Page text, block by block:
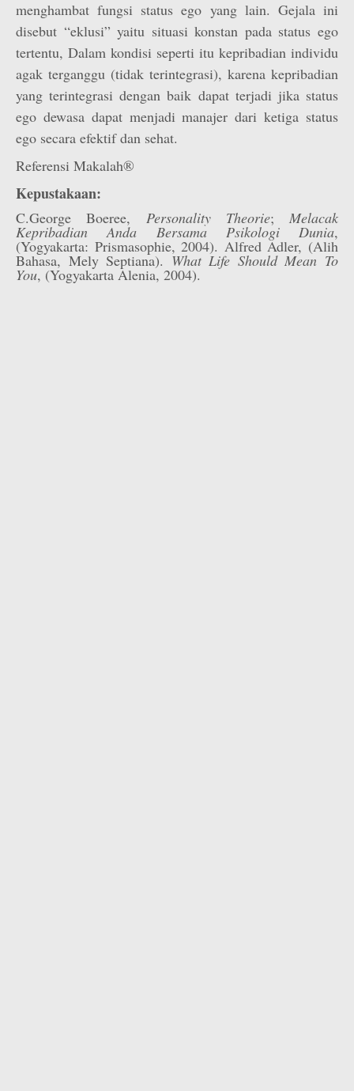
menghambat fungsi status ego yang lain. Gejala ini
disebut “eklusi” yaitu situasi konstan pada status ego
tertentu, Dalam kondisi seperti itu kepribadian individu
agak terganggu (tidak terintegrasi), karena kepribadian
yang terintegrasi dengan baik dapat terjadi jika status
ego dewasa dapat menjadi manajer dari ketiga status
ego secara efektif dan sehat.
Referensi Makalah®
Kepustakaan:
C.George Boeree, Personality Theorie; Melacak
Kepribadian Anda Bersama Psikologi Dunia,
(Yogyakarta: Prismasophie, 2004). Alfred Adler, (Alih
Bahasa, Mely Septiana). What Life Should Mean To
You, (Yogyakarta Alenia, 2004).